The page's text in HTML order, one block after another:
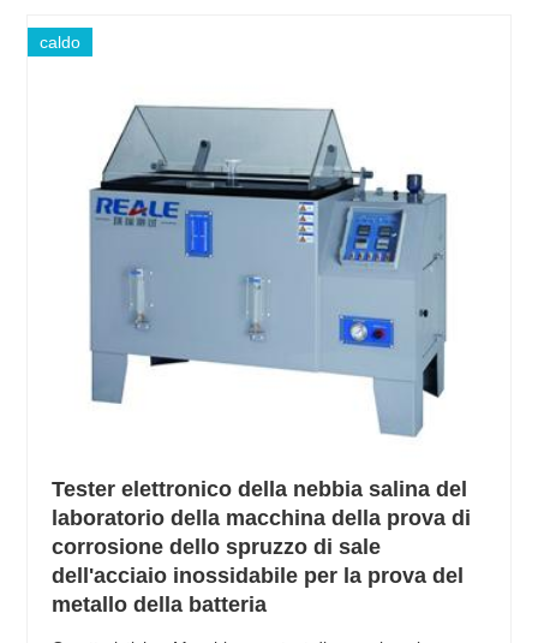
caldo
Tester elettronico della nebbia salina del
laboratorio della macchina della prova di
corrosione dello spruzzo di sale
dell'acciaio inossidabile per la prova del
metallo della batteria